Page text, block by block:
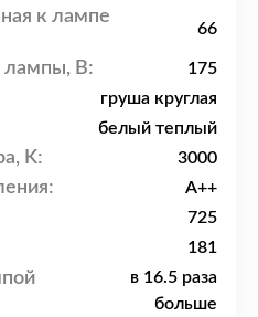
к лампе
66
лампы, В: 175
груша круглая
белый теплый
K: 3000
A++
725
181
в 16.5 раза
больше